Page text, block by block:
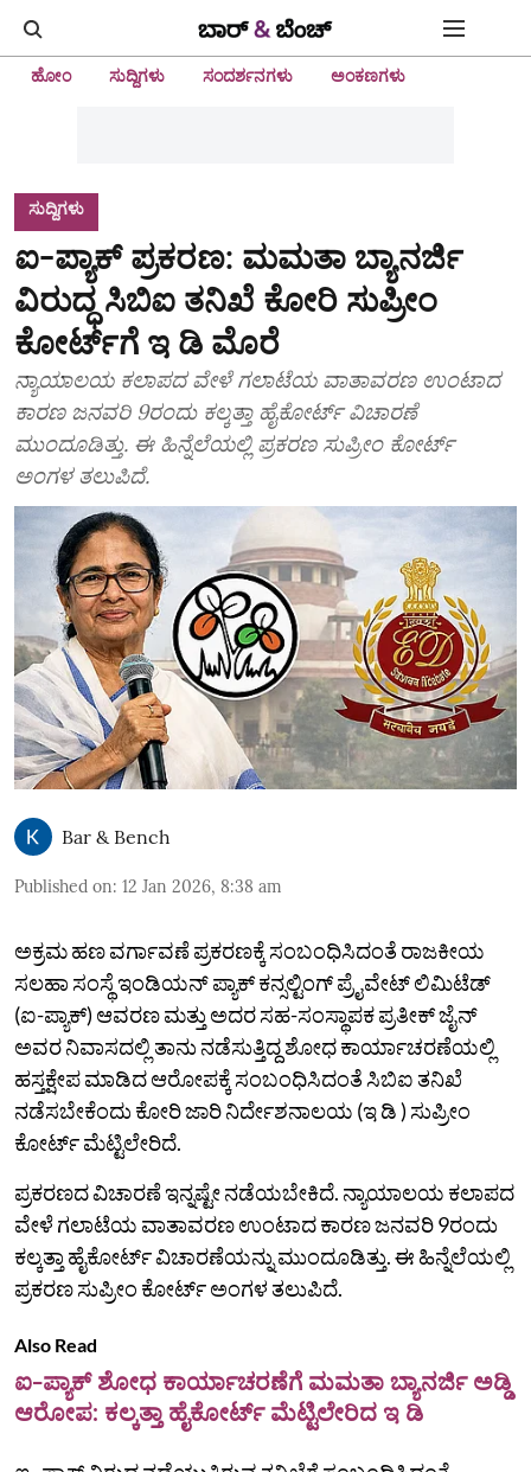
ಹೋಂ ಸುದ್ದಿಗಳು ಸಂದರ್ಶನಗಳು ಅಂಕಣಗಳು
ಸುದ್ದಿಗಳು
ಐ-ಪ್ಯಾಕ್‌ ಪ್ರಕರಣ: ಮಮತಾ ಬ್ಯಾನರ್ಜಿ
ವಿರುದ್ಧ ಸಿಬಿಐ ತನಿಖೆ ಕೋರಿ ಸುಪ್ರೀಂ
ಕೋರ್ಟ್‌ಗೆ ಇ ಡಿ ಮೊರೆ
ನ್ಯಾಯಾಲಯ ಕಲಾಪದ ವೇಳೆ ಗಲಾಟೆಯ ವಾತಾವರಣ ಉಂಟಾದ
ಕಾರಣ ಜನವರಿ 9ರಂದು ಕಲ್ಕತ್ತಾ ಹೈಕೋರ್ಟ್ ವಿಚಾರಣೆ
ಮುಂದೂಡಿತ್ತು. ಈ ಹಿನ್ನೆಲೆಯಲ್ಲಿ ಪ್ರಕರಣ ಸುಪ್ರೀಂ ಕೋರ್ಟ್
ಅಂಗಳ ತಲುಪಿದೆ.
Bar & Bench
Published on: 12 Jan 2026, 8:38 am
ಅಕ್ರಮ ಹಣ ವರ್ಗಾವಣೆ ಪ್ರಕರಣಕ್ಕೆ ಸಂಬಂಧಿಸಿದಂತೆ ರಾಜಕೀಯ
ಸಲಹಾ ಸಂಸ್ಥೆ ಇಂಡಿಯನ್ ಪ್ಯಾಕ್ ಕನ್ಸಲ್ಟಿಂಗ್ ಪ್ರೈವೇಟ್ ಲಿಮಿಟೆಡ್
(ಐ-ಪ್ಯಾಕ್‌) ಆವರಣ ಮತ್ತು ಅದರ ಸಹ-ಸಂಸ್ಥಾಪಕ ಪ್ರತೀಕ್ ಜೈನ್
ಅವರ ನಿವಾಸದಲ್ಲಿ ತಾನು ನಡೆಸುತ್ತಿದ್ದ ಶೋಧ ಕಾರ್ಯಾಚರಣೆಯಲ್ಲಿ
ಹಸ್ತಕ್ಷೇಪ ಮಾಡಿದ ಆರೋಪಕ್ಕೆ ಸಂಬಂಧಿಸಿದಂತೆ ಸಿಬಿಐ ತನಿಖೆ
ನಡೆಸಬೇಕೆಂದು ಕೋರಿ ಜಾರಿ ನಿರ್ದೇಶನಾಲಯ (ಇ ಡಿ ) ಸುಪ್ರೀಂ
ಕೋರ್ಟ್‌ ಮೆಟ್ಟಿಲೇರಿದೆ.
ಪ್ರಕರಣದ ವಿಚಾರಣೆ ಇನ್ನಷ್ಟೇ ನಡೆಯಬೇಕಿದೆ. ನ್ಯಾಯಾಲಯ ಕಲಾಪದ
ವೇಳೆ ಗಲಾಟೆಯ ವಾತಾವರಣ ಉಂಟಾದ ಕಾರಣ ಜನವರಿ 9ರಂದು
ಕಲ್ಕತ್ತಾ ಹೈಕೋರ್ಟ್ ವಿಚಾರಣೆಯನ್ನು ಮುಂದೂಡಿತ್ತು. ಈ ಹಿನ್ನೆಲೆಯಲ್ಲಿ
ಪ್ರಕರಣ ಸುಪ್ರೀಂ ಕೋರ್ಟ್ ಅಂಗಳ ತಲುಪಿದೆ.
Also Read
ಐ-ಪ್ಯಾಕ್ ಶೋಧ ಕಾರ್ಯಾಚರಣೆಗೆ ಮಮತಾ ಬ್ಯಾನರ್ಜಿ ಅಡ್ಡಿ
ಆರೋಪ: ಕಲ್ಕತ್ತಾ ಹೈಕೋರ್ಟ್ ಮೆಟ್ಟಿಲೇರಿದ ಇ ಡಿ